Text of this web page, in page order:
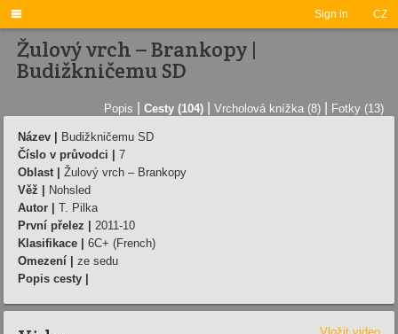
Sign in CZ

Žulový vrch – Brankopy |
Budižkničemu SD
Popis Cesty (104) Vrcholová knížka (8) Fotky (13)
Název |
Budižkničemu SD
Číslo v průvodci |
7
Oblast |
Žulový vrch – Brankopy
Věž |
Nohsled
Autor |
T. Pilka
První přelez |
2011-10
Klasifikace |
6C+ (French)
Omezení |
ze sedu
Popis cesty |